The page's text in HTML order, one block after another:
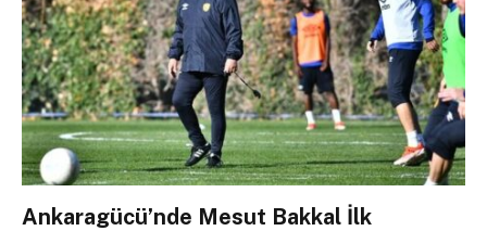
Ankaragücü’nde Mesut Bakkal İlk